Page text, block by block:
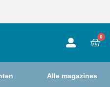
0
Alle magazines